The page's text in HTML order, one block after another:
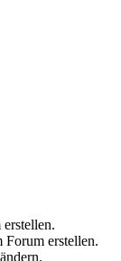
Forum erstellen.
ändern.